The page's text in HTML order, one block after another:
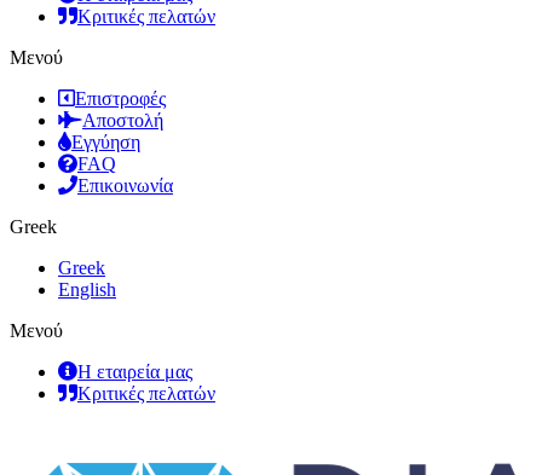
Κριτικές πελατών
Μενού
Επιστροφές
Αποστολή
Εγγύηση
FAQ
Επικοινωνία
Greek
Greek
English
Μενού
Η εταιρεία μας
Κριτικές πελατών